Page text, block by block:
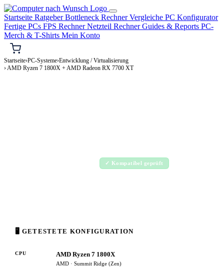
Startseite RatgeberBottleneck RechnerVergleiche PC Konfigurator
Fertige PCs FPS RechnerNetzteil RechnerGuides & Reports PC-
Merch & T-Shirts Mein Konto
Startseite›PC-Systeme›Entwicklung / Virtualisierung
› AMD Ryzen 7 1800X + AMD Radeon RX 7700 XT
✓ Kompatibel geprüft
🖥 GETESTETE KONFIGURATION
CPU AMD Ryzen 7 1800X
AMD · Summit Ridge (Zen)